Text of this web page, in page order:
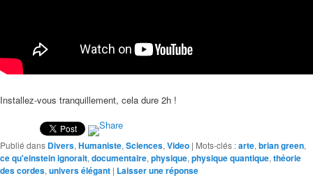
Installez-vous tranquillement, cela dure 2h !
Publié dans Divers, Humaniste, Sciences, Video | Mots-clés :arte, brian green,
ce qu'einstein ignorait, documentaire, physique, physique quantique, théorie
des cordes, univers élégant | Laisser une réponse